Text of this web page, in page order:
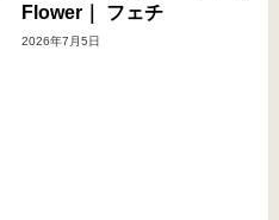
Flower｜ フェチ
2026年7月5日